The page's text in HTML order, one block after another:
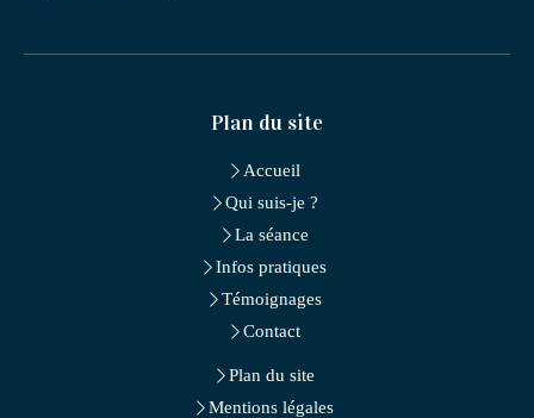
Plan du site
Accueil
Qui suis-je ?
La séance
Infos pratiques
Témoignages
Contact
Plan du site
Mentions légales